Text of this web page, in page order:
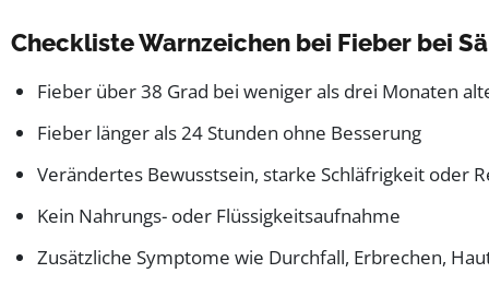
Checkliste Warnzeichen bei Fieber bei
Fieber über 38 Grad bei weniger als drei Monaten
Fieber länger als 24 Stunden ohne Besserung
Verändertes Bewusstsein, starke Schläfrigkeit oder
Kein Nahrungs- oder Flüssigkeitsaufnahme
Zusätzliche Symptome wie Durchfall, Erbrechen,